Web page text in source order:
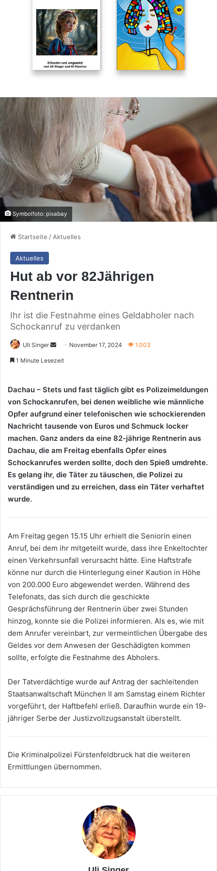
Symbolfoto: pixabay
Startseite / Aktuelles
Aktuelles
Hut ab vor 82Jährigen
Rentnerin
Ihr ist die Festnahme eines Geldabholer nach
Schockanruf zu verdanken
Uli Singer
Sende
Mail
November 17, 2024 1.003
1 Minute Lesezeit
Dachau – Stets und fast täglich gibt es Polizeimeldungen
von Schockanrufen, bei denen weibliche wie männliche
Opfer aufgrund einer telefonischen wie schockierenden
Nachricht tausende von Euros und Schmuck locker
machen. Ganz anders da eine 82-jährige Rentnerin aus
Dachau, die am Freitag ebenfalls Opfer eines
Schockanrufes werden sollte, doch den Spieß umdrehte.
Es gelang ihr, die Täter zu täuschen, die Polizei zu
verständigen und zu erreichen, dass ein Täter verhaftet
wurde.
Am Freitag gegen 15.15 Uhr erhielt die Seniorin einen
Anruf, bei dem ihr mitgeteilt wurde, dass ihre Enkeltochter
einen Verkehrsunfall verursacht hätte. Eine Haftstrafe
könne nur durch die Hinterlegung einer Kaution in Höhe
von 200.000 Euro abgewendet werden. Während des
Telefonats, das sich durch die geschickte
Gesprächsführung der Rentnerin über zwei Stunden
hinzog, konnte sie die Polizei informieren. Als es, wie mit
dem Anrufer vereinbart, zur vermeintlichen Übergabe des
Geldes vor dem Anwesen der Geschädigten kommen
sollte, erfolgte die Festnahme des Abholers.
Der Tatverdächtige wurde auf Antrag der sachleitenden
Staatsanwaltschaft München II am Samstag einem Richter
vorgeführt, der Haftbefehl erließ. Daraufhin wurde ein 19-
jähriger Serbe der Justizvollzugsanstalt überstellt.
Die Kriminalpolizei Fürstenfeldbruck hat die weiteren
Ermittlungen übernommen.